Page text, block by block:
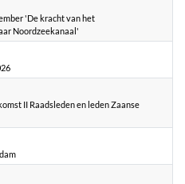
'De kracht van het
Noordzeekanaal'
II Raadsleden en leden Zaanse